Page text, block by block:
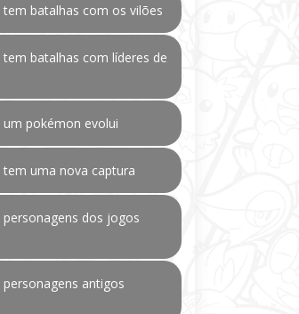
tem batalhas com os vilões
tem batalhas com líderes de
um pokémon evolui
tem uma nova captura
personagens dos jogos
personagens antigos